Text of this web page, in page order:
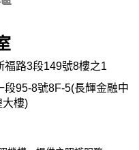
福路3段149號8樓之1
段95-8號8F-5(長輝金融中
大樓)